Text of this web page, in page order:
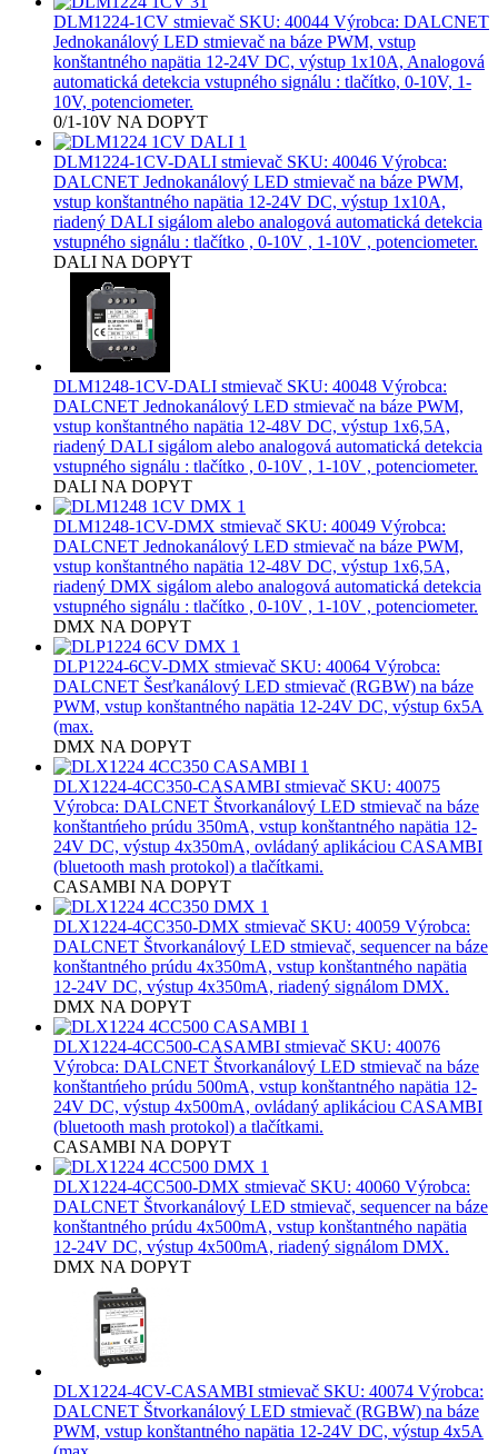
DLM1224-1CV stmievač SKU: 40044 Výrobca: DALCNET
Jednokanálový LED stmievač na báze PWM, vstup
konštantného napätia 12-24V DC, výstup 1x10A, Analogová
automatická detekcia vstupného signálu : tlačítko, 0-10V, 1-
10V, potenciometer.
0/1-10V NA DOPYT
DLM1224-1CV-DALI stmievač SKU: 40046 Výrobca:
DALCNET Jednokanálový LED stmievač na báze PWM,
vstup konštantného napätia 12-24V DC, výstup 1x10A,
riadený DALI sigálom alebo analogová automatická detekcia
vstupného signálu : tlačítko , 0-10V , 1-10V , potenciometer.
DALI NA DOPYT
DLM1248-1CV-DALI stmievač SKU: 40048 Výrobca:
DALCNET Jednokanálový LED stmievač na báze PWM,
vstup konštantného napätia 12-48V DC, výstup 1x6,5A,
riadený DALI sigálom alebo analogová automatická detekcia
vstupného signálu : tlačítko , 0-10V , 1-10V , potenciometer.
DALI NA DOPYT
DLM1248-1CV-DMX stmievač SKU: 40049 Výrobca:
DALCNET Jednokanálový LED stmievač na báze PWM,
vstup konštantného napätia 12-48V DC, výstup 1x6,5A,
riadený DMX sigálom alebo analogová automatická detekcia
vstupného signálu : tlačítko , 0-10V , 1-10V , potenciometer.
DMX NA DOPYT
DLP1224-6CV-DMX stmievač SKU: 40064 Výrobca:
DALCNET Šesťkanálový LED stmievač (RGBW) na báze
PWM, vstup konštantného napätia 12-24V DC, výstup 6x5A
(max.
DMX NA DOPYT
DLX1224-4CC350-CASAMBI stmievač SKU: 40075
Výrobca: DALCNET Štvorkanálový LED stmievač na báze
konštantńeho prúdu 350mA, vstup konštantného napätia 12-
24V DC, výstup 4x350mA, ovládaný aplikáciou CASAMBI
(bluetooth mash protokol) a tlačítkami.
CASAMBI NA DOPYT
DLX1224-4CC350-DMX stmievač SKU: 40059 Výrobca:
DALCNET Štvorkanálový LED stmievač, sequencer na báze
konštantného prúdu 4x350mA, vstup konštantného napätia
12-24V DC, výstup 4x350mA, riadený signálom DMX.
DMX NA DOPYT
DLX1224-4CC500-CASAMBI stmievač SKU: 40076
Výrobca: DALCNET Štvorkanálový LED stmievač na báze
konštantńeho prúdu 500mA, vstup konštantného napätia 12-
24V DC, výstup 4x500mA, ovládaný aplikáciou CASAMBI
(bluetooth mash protokol) a tlačítkami.
CASAMBI NA DOPYT
DLX1224-4CC500-DMX stmievač SKU: 40060 Výrobca:
DALCNET Štvorkanálový LED stmievač, sequencer na báze
konštantného prúdu 4x500mA, vstup konštantného napätia
12-24V DC, výstup 4x500mA, riadený signálom DMX.
DMX NA DOPYT
DLX1224-4CV-CASAMBI stmievač SKU: 40074 Výrobca:
DALCNET Štvorkanálový LED stmievač (RGBW) na báze
PWM, vstup konštantného napätia 12-24V DC, výstup 4x5A